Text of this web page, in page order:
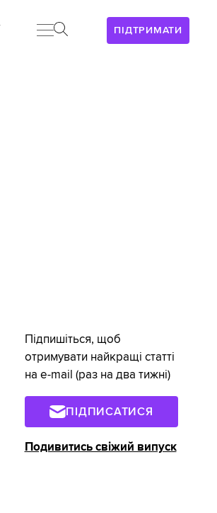
ПІДТРИМАТИ
Підпишіться, щоб
отримувати найкращі статті
на e-mail (раз на два тижні)
ПІДПИСАТИСЯ
Подивитись свіжий випуск